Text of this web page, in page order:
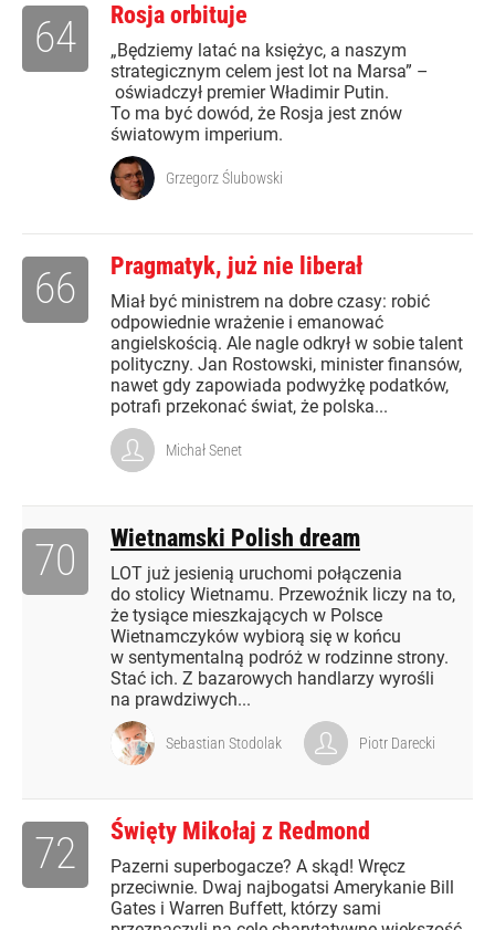
Rosja orbituje
„Będziemy latać na księżyc, a naszym
strategicznym celem jest lot na Marsa” –
oświadczył premier Władimir Putin.
To ma być dowód, że Rosja jest znów
światowym imperium.
64
Grzegorz Ślubowski
Pragmatyk, już nie liberał
Miał być ministrem na dobre czasy: robić
odpowiednie wrażenie i emanować
angielskością. Ale nagle odkrył w sobie talent
polityczny. Jan Rostowski, minister finansów,
nawet gdy zapowiada podwyżkę podatków,
potrafi przekonać świat, że polska...
66
Michał Senet
Wietnamski Polish dream
LOT już jesienią uruchomi połączenia
do stolicy Wietnamu. Przewoźnik liczy na to,
że tysiące mieszkających w Polsce
Wietnamczyków wybiorą się w końcu
w sentymentalną podróż w rodzinne strony.
Stać ich. Z bazarowych handlarzy wyrośli
na prawdziwych...
70
Sebastian Stodolak Piotr Darecki
Święty Mikołaj z Redmond
Pazerni superbogacze? A skąd! Wręcz
przeciwnie. Dwaj najbogatsi Amerykanie Bill
Gates i Warren Buffett, którzy sami
72